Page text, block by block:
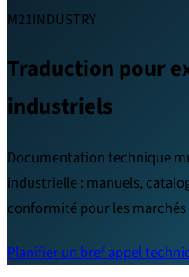
M21INDUSTRY
Traduction pour
industriels
Documentation technique
industrielle : manuels,
conformité pour les
Planifier un bref appel